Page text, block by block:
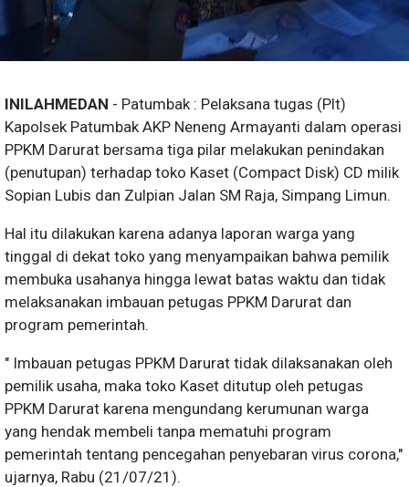
INILAHMEDAN - Patumbak : Pelaksana tugas (Plt)
Kapolsek Patumbak AKP Neneng Armayanti dalam operasi
PPKM Darurat bersama tiga pilar melakukan penindakan
(penutupan) terhadap toko Kaset (Compact Disk) CD milik
Sopian Lubis dan Zulpian Jalan SM Raja, Simpang Limun.
Hal itu dilakukan karena adanya laporan warga yang
tinggal di dekat toko yang menyampaikan bahwa pemilik
membuka usahanya hingga lewat batas waktu dan tidak
melaksanakan imbauan petugas PPKM Darurat dan
program pemerintah.
" Imbauan petugas PPKM Darurat tidak dilaksanakan oleh
pemilik usaha, maka toko Kaset ditutup oleh petugas
PPKM Darurat karena mengundang kerumunan warga
yang hendak membeli tanpa mematuhi program
pemerintah tentang pencegahan penyebaran virus corona,"
ujarnya, Rabu (21/07/21).